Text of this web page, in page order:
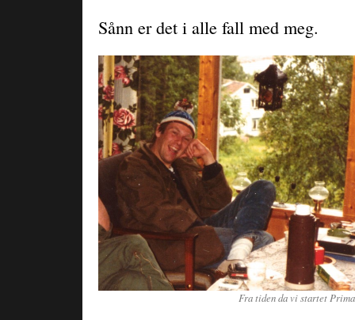
Sånn er det i alle fall med meg.
Fra tiden da vi startet